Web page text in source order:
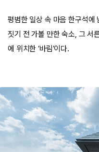
평범한 일상 속 마음 한구석에
짓기 전 가볼 만한 숙소, 그 서
에 위치한 ‘바림’이다.